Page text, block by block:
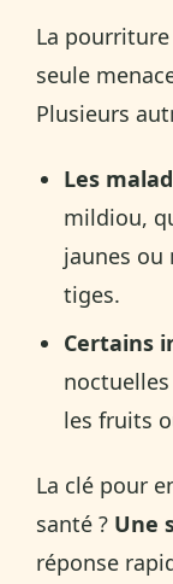
La pourriture
seule
Plusieurs
Les
mildiou,
jaunes ou
tiges.
Certains
les fruits
La clé pour
santé ? Une
réponse